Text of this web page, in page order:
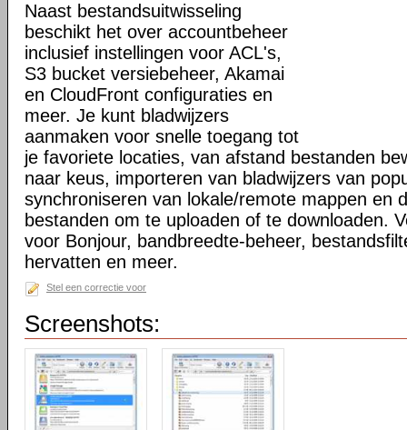
Naast bestandsuitwisseling
beschikt het over accountbeheer
inclusief instellingen voor ACL's,
S3 bucket versiebeheer, Akamai
en CloudFront configuraties en
meer. Je kunt bladwijzers
aanmaken voor snelle toegang tot
je favoriete locaties, van afstand bestanden
naar keus, importeren van bladwijzers van
synchroniseren van lokale/remote mappen en
bestanden om te uploaden of te downloaden.
voor Bonjour, bandbreedte-beheer,
hervatten en meer.
Stel een correctie voor
Screenshots: